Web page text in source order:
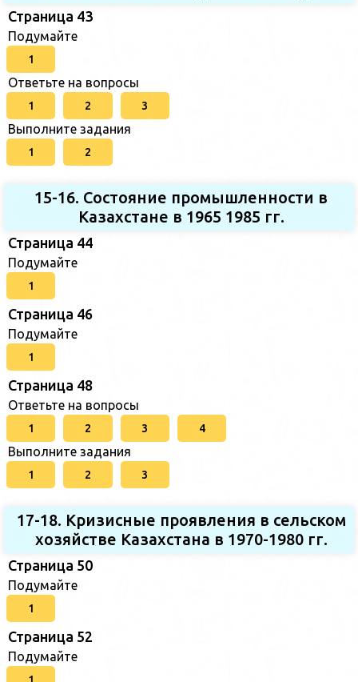
Страница 43
Подумайте
1
Ответьте на вопросы
1 2 3
Выполните задания
1 2
15-16. Состояние промышленности в
Казахстане в 1965 1985 гг.
Страница 44
Подумайте
1
Страница 46
Подумайте
1
Страница 48
Ответьте на вопросы
1 2 3 4
Выполните задания
1 2 3
17-18. Кризисные проявления в сельском
хозяйстве Казахстана в 1970-1980 гг.
Страница 50
Подумайте
1
Страница 52
Подумайте
1